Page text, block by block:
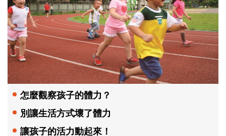
怎麼觀察孩子的體力？
別讓生活方式壞了體力
讓孩子的活力動起來！